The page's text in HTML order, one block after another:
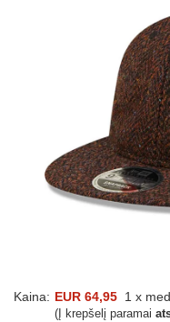
Kaina: EUR 64,95 1 x
(Į krepšelį paramai